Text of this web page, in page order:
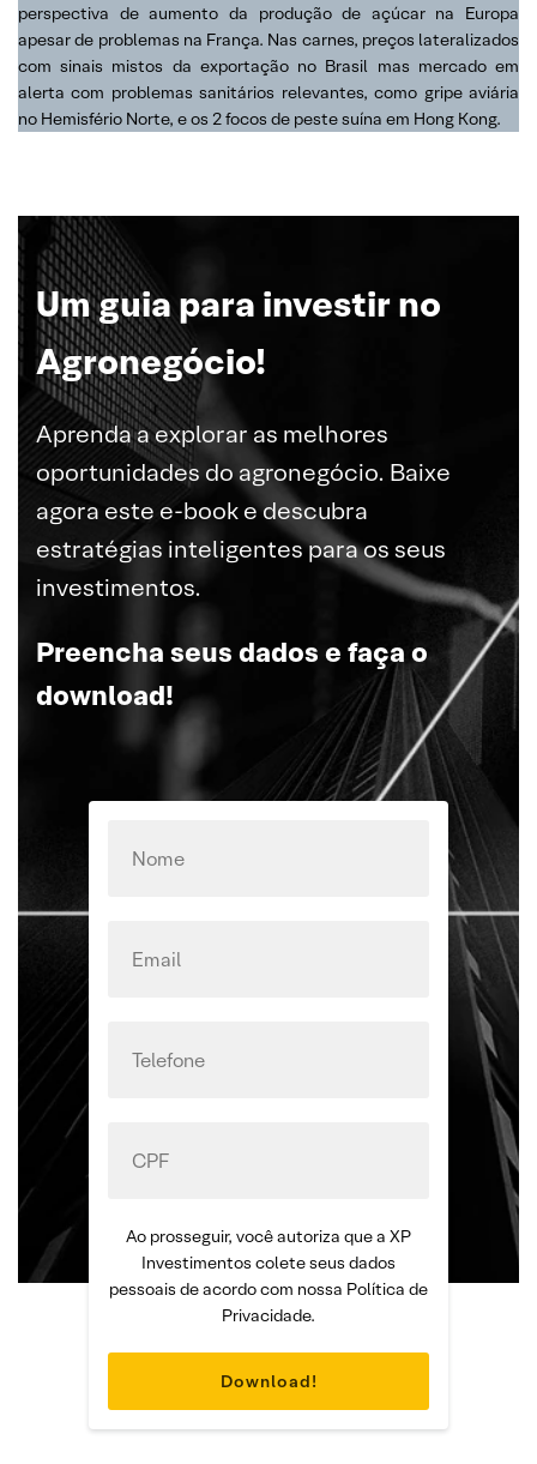
perspectiva de aumento da produção de açúcar na Europa
apesar de problemas na França. Nas carnes, preços lateralizados
com sinais mistos da exportação no Brasil mas mercado em
alerta com problemas sanitários relevantes, como gripe aviária
no Hemisfério Norte, e os 2 focos de peste suína em Hong Kong.
Um guia para investir no
Agronegócio!
Aprenda a explorar as melhores
oportunidades do agronegócio. Baixe
agora este e-book e descubra
estratégias inteligentes para os seus
investimentos.
Preencha seus dados e faça o
download!
Ao prosseguir, você autoriza que a XP
Investimentos colete seus dados
pessoais de acordo com nossa Política de
Privacidade.